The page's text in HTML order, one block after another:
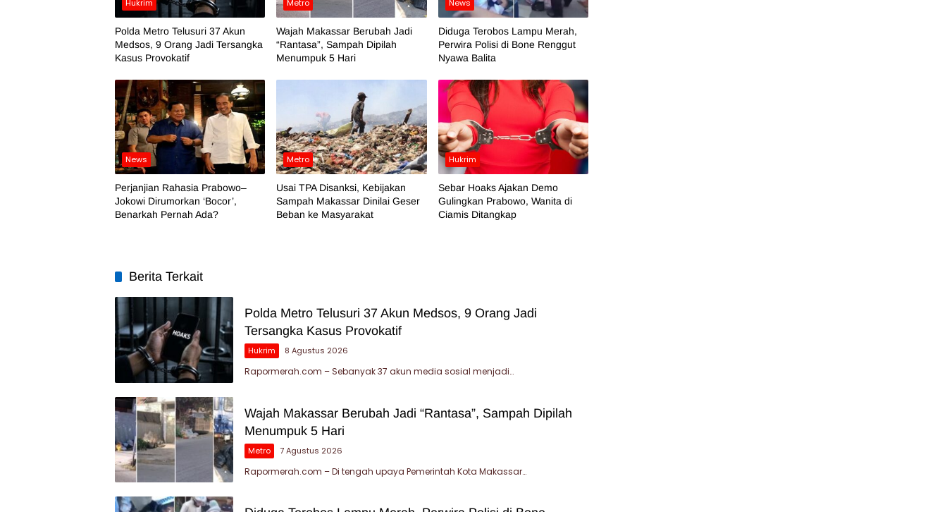
Hukrim
Polda Metro Telusuri 37 Akun
Medsos, 9 Orang Jadi Tersangka
Kasus Provokatif
Metro
Wajah Makassar Berubah Jadi
“Rantasa”, Sampah Dipilah
Menumpuk 5 Hari
News
Diduga Terobos Lampu Merah,
Perwira Polisi di Bone Renggut
Nyawa Balita
News
Perjanjian Rahasia Prabowo–
Jokowi Dirumorkan ‘Bocor’,
Benarkah Pernah Ada?
Metro
Usai TPA Disanksi, Kebijakan
Sampah Makassar Dinilai Geser
Beban ke Masyarakat
Hukrim
Sebar Hoaks Ajakan Demo
Gulingkan Prabowo, Wanita di
Ciamis Ditangkap
Berita Terkait
Polda Metro Telusuri 37 Akun Medsos, 9 Orang Jadi
Tersangka Kasus Provokatif
Hukrim 8 Agustus 2026
Rapormerah.com – Sebanyak 37 akun media sosial menjadi…
Wajah Makassar Berubah Jadi “Rantasa”, Sampah Dipilah
Menumpuk 5 Hari
Metro 7 Agustus 2026
Rapormerah.com – Di tengah upaya Pemerintah Kota Makassar…